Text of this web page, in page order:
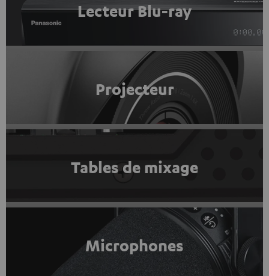
Lecteur Blu-ray
Projecteur
Tables de mixage
Microphones